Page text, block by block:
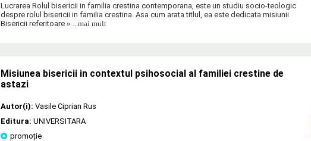
Lucrarea Rolul bisericii in familia crestina contemporana, este un studiu socio-teologic
despre rolul bisericii in familia crestina. Asa cum arata titlul, ea este dedicata misiunii
Bisericii referitoare » ...mai mult
Misiunea bisericii in contextul psihosocial al familiei crestine de
astazi
Autor(i): Vasile Ciprian Rus
Editura: UNIVERSITARA
promoție